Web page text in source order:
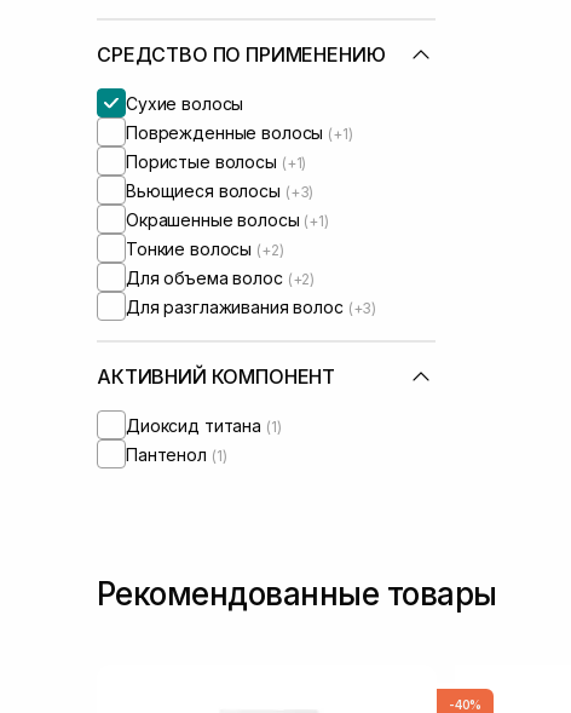
СРЕДСТВО ПО ПРИМЕНЕНИЮ
Сухие волосы
Поврежденные волосы (+1)
Пористые волосы (+1)
Вьющиеся волосы (+3)
Окрашенные волосы (+1)
Тонкие волосы (+2)
Для объема волос (+2)
Для разглаживания волос (+3)
АКТИВНИЙ КОМПОНЕНТ
Диоксид титана (1)
Пантенол (1)
Рекомендованные товары
-40%